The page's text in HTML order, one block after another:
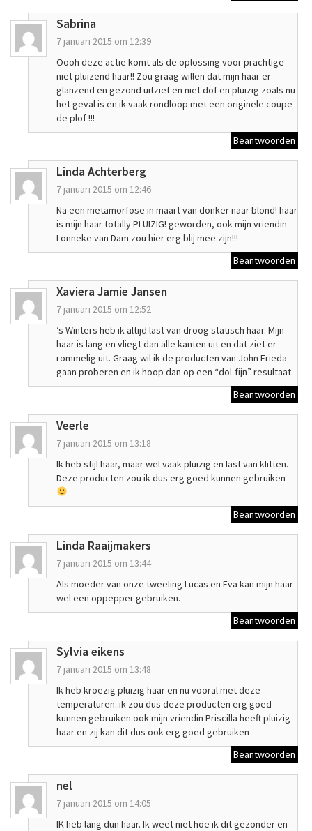
Sabrina
7 januari 2015 om 12:39
Oooh deze actie komt als de oplossing voor prachtige
niet pluizend haar!! Zou graag willen dat mijn haar er
glanzend en gezond uitziet en niet dof en pluizig zoals nu
het geval is en ik vaak rondloop met een originele coupe
de plof !!!
Beantwoorden
Linda Achterberg
7 januari 2015 om 12:46
Na een metamorfose in maart van donker naar blond! haar
is mijn haar totally PLUIZIG! geworden, ook mijn vriendin
Lonneke van Dam zou hier erg blij mee zijn!!!
Beantwoorden
Xaviera Jamie Jansen
7 januari 2015 om 12:52
‘s Winters heb ik altijd last van droog statisch haar. Mijn
haar is lang en vliegt dan alle kanten uit en dat ziet er
rommelig uit. Graag wil ik de producten van John Frieda
gaan proberen en ik hoop dan op een “dol-fijn” resultaat.
Beantwoorden
Veerle
7 januari 2015 om 13:18
Ik heb stijl haar, maar wel vaak pluizig en last van klitten.
Deze producten zou ik dus erg goed kunnen gebruiken
Beantwoorden
Linda Raaijmakers
7 januari 2015 om 13:44
Als moeder van onze tweeling Lucas en Eva kan mijn haar
wel een oppepper gebruiken.
Beantwoorden
Sylvia eikens
7 januari 2015 om 13:48
Ik heb kroezig pluizig haar en nu vooral met deze
temperaturen..ik zou dus deze producten erg goed
kunnen gebruiken.ook mijn vriendin Priscilla heeft pluizig
haar en zij kan dit dus ook erg goed gebruiken
Beantwoorden
nel
7 januari 2015 om 14:05
IK heb lang dun haar. Ik weet niet hoe ik dit gezonder en